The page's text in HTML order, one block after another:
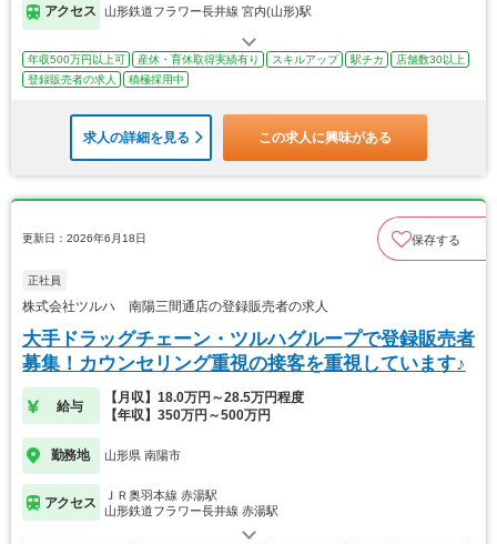
アクセス 山形鉄道フラワー長井線 宮内(山形)駅
年収500万円以上可 産休・育休取得実績有り スキルアップ 駅チカ
店舗数30以上
登録販売者の求人
積極採用中
求人の詳細を見る この求人に興味がある
更新日：2026年6月18日 保存する
正社員
株式会社ツルハ 南陽三間通店の登録販売者の求人
大手ドラッグチェーン・ツルハグループで登録販売者
募集！カウンセリング重視の接客を重視しています♪
給与
【月収】18.0万円～28.5万円程度
【年収】350万円～500万円
勤務地 山形県 南陽市
アクセス
ＪＲ奥羽本線 赤湯駅
山形鉄道フラワー長井線 赤湯駅